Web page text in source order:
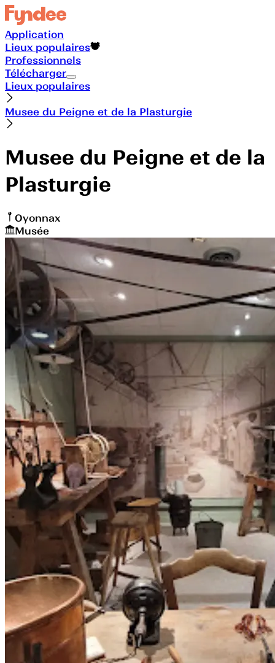
Application
Lieux populaires
Professionnels
Télécharger
Lieux populaires
Musee du Peigne et de la Plasturgie
Musee du Peigne et de la
Plasturgie
Oyonnax
Musée